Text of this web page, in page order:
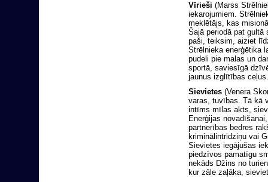
Vīrieši (Marss
iekarojumiem.
meklētājs, kas
Šajā periodā pat gultā
paši, teiksim, aiziet
Strēlnieka enerģētika
pudeli pie malas un
sportā, saviesīgā
jaunus izglītības
Sievietes (Venera
varas, tuvības. Tā kā
intīms mīlas akts,
Enerģijas
partnerības bedres
kriminālintridziņu vai
Sievietes iegājušas
piedzīvos pamatīgu
nekāds Džins no
kur zāle zaļāka,